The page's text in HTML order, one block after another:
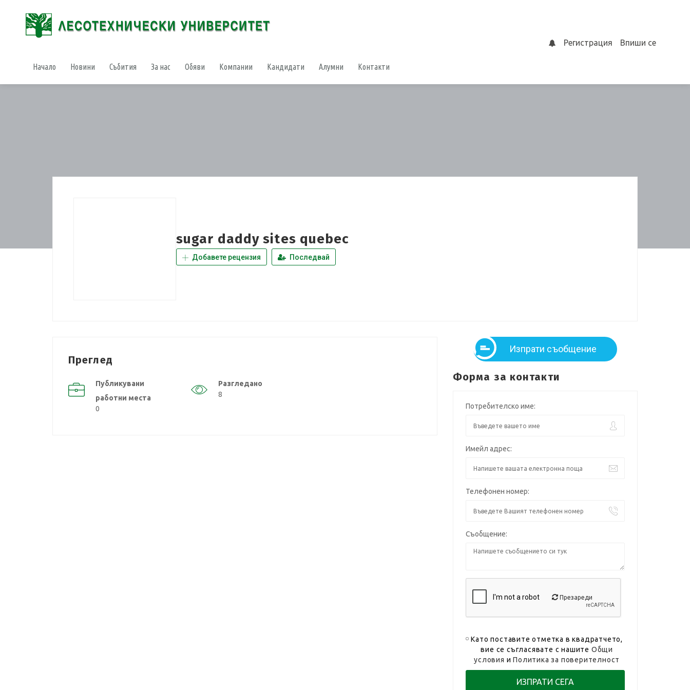
Начало Новини Събития За нас Обяви Компании Кандидати Алумни Контакти
Регистрация Впиши се
sugar daddy sites quebec
Добавете рецензия Последвай
Преглед
Публикувани
работни места
0
Разгледано
8
Изпрати съобщение
Форма за контакти
Потребителско име:
Имейл адрес:
Телефонен номер:
Съобщение:
Презареди
Като поставите отметка в квадратчето,
вие се съгласявате с нашите Общи
условия иПолитика за поверителност